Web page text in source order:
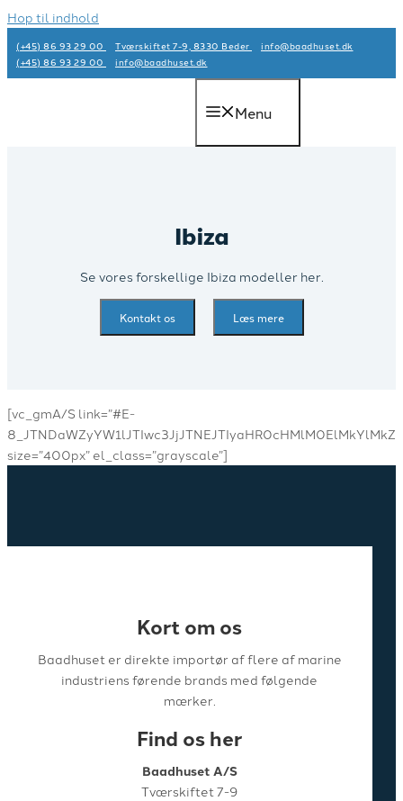
Hop til indhold
(+45) 86 93 29 00 Tværskiftet 7-9, 8330 Beder
info@baadhuset.dk​
(+45) 86 93 29 00
info@baadhuset.dk​
Menu
Ibiza
Se vores forskellige Ibiza modeller her.
Kontakt os Læs mere
[vc_gmA/S link=”#E-
size=”400px” el_class=”grayscale”]
Kort om os
Baadhuset er direkte importør af flere af marine
industriens førende brands med følgende
mærker.
Find os her
Baadhuset A/S
Tværskiftet 7-9